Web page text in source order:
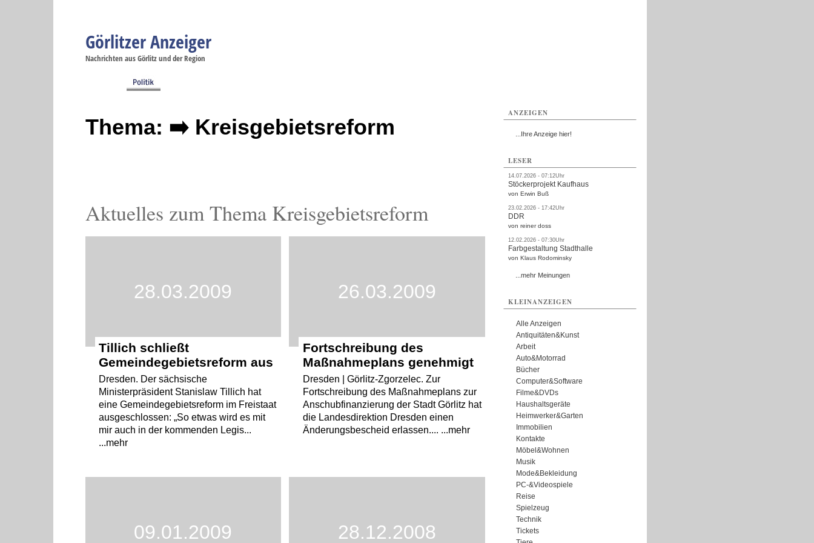
Görlitzer Anzeiger
Nachrichten aus Görlitz und der Region
Thema: ➡️ Kreisgebietsreform
Aktuelles zum Thema Kreisgebietsreform
28.03.2009
Tillich schließt
Gemeindegebietsreform aus
Dresden. Der sächsische
Ministerpräsident Stanislaw Tillich hat
eine Gemeindegebietsreform im Freistaat
ausgeschlossen: „So etwas wird es mit
mir auch in der kommenden Legis...
...mehr
26.03.2009
Fortschreibung des
Maßnahmeplans genehmigt
Dresden | Görlitz-Zgorzelec. Zur
Fortschreibung des Maßnahmeplans zur
Anschubfinanzierung der Stadt Görlitz hat
die Landesdirektion Dresden einen
Änderungsbescheid erlassen.... ...mehr
09.01.2009 28.12.2008
ANZEIGEN
...Ihre Anzeige hier!
LESER
14.07.2026 - 07:12Uhr
Stöckerprojekt Kaufhaus
von Erwin Buß
23.02.2026 - 17:42Uhr
DDR
von reiner doss
12.02.2026 - 07:30Uhr
Farbgestaltung Stadthalle
von Klaus Rodominsky
...mehr Meinungen
KLEINANZEIGEN
Alle Anzeigen
Antiquitäten&Kunst
Arbeit
Auto&Motorrad
Bücher
Computer&Software
Filme&DVDs
Haushaltsgeräte
Heimwerker&Garten
Immobilien
Kontakte
Möbel&Wohnen
Musik
Mode&Bekleidung
PC-&Videospiele
Reise
Spielzeug
Technik
Tickets